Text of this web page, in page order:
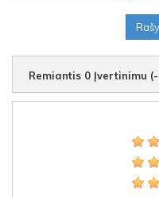
Remiantis 0 Įvertinimu